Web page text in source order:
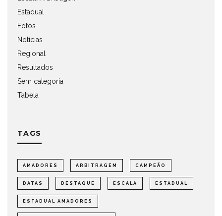
Estadual
Fotos
Notícias
Regional
Resultados
Sem categoria
Tabela
TAGS
AMADORES ARBITRAGEM CAMPEÃO
DATAS DESTAQUE ESCALA ESTADUAL
ESTADUAL AMADORES